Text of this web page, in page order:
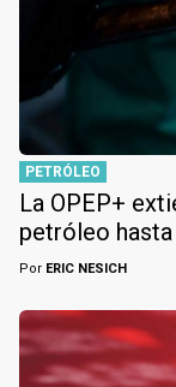
PETRÓLEO
La OPEP+
petróleo
Por ERIC NESICH